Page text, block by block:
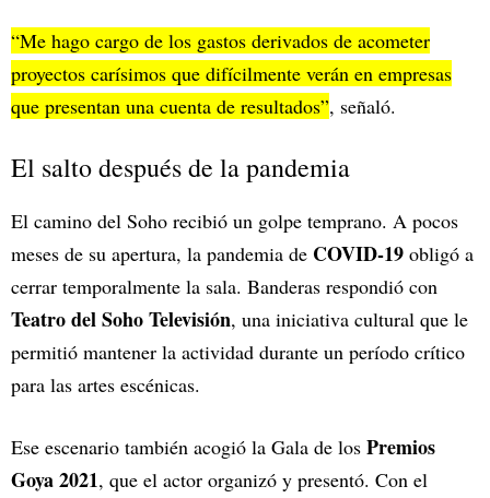
“Me hago cargo de los gastos derivados de acometer
proyectos carísimos que difícilmente verán en empresas
que presentan una cuenta de resultados”, señaló.
El salto después de la pandemia
El camino del Soho recibió un golpe temprano. A pocos
meses de su apertura, la pandemia de COVID-19 obligó a
cerrar temporalmente la sala. Banderas respondió con
Teatro del Soho Televisión, una iniciativa cultural que le
permitió mantener la actividad durante un período crítico
para las artes escénicas.
Ese escenario también acogió la Gala de los Premios
Goya 2021, que el actor organizó y presentó. Con el